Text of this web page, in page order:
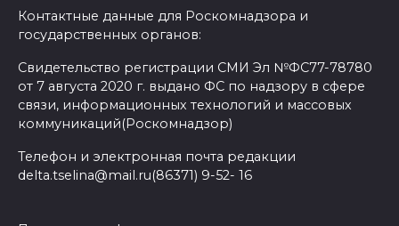
Контактные данные для Роскомнадзора и
государственных органов:
Свидетельство регистрации СМИ Эл №ФС77-78780
от 7 августа 2020 г. выдано ФС по надзору в сфере
связи, информационных технологий и массовых
коммуникаций(Роскомнадзор)
Телефон и электронная почта редакции
delta.tselina@mail.ru(86371) 9-52- 16